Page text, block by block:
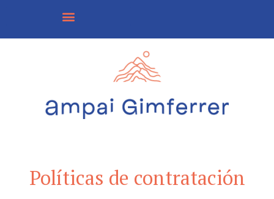
Políticas de contratación